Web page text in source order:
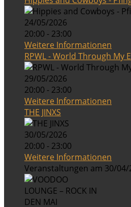
24/05/2026
20:00 - 23:00
Weitere Informationen
RPWL - World Through My
29/05/2026
20:00 - 23:00
Weitere Informationen
THE JINXS
30/05/2026
20:00 - 23:00
Weitere Informationen
Veranstaltungen am 30/04/